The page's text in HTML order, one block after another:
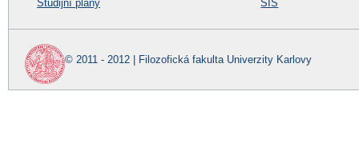
Studijní plány
SIS
© 2011 - 2012 | Filozofická fakulta Univerzity Karlovy